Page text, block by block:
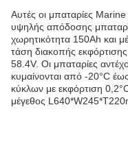
Αυτές οι μπαταρίες
υψηλής απόδοσης
χωρητικότητα 150Ah και
τάση διακοπής
58.4V. Οι μπαταρίες
κυμαίνονται από -20°C
κύκλων με εκφόρτιση
μέγεθος